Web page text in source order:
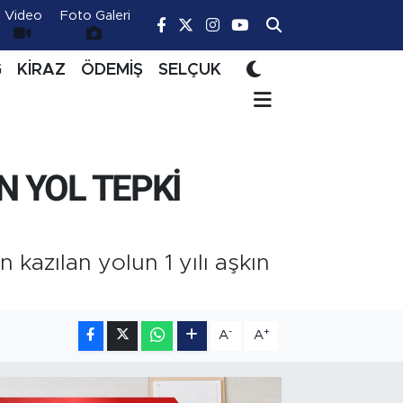
Video Foto Galeri
KİRAZ ÖDEMİŞ SELÇUK
YOL TEPKİ
yolun 1 yılı aşkın
A- A+